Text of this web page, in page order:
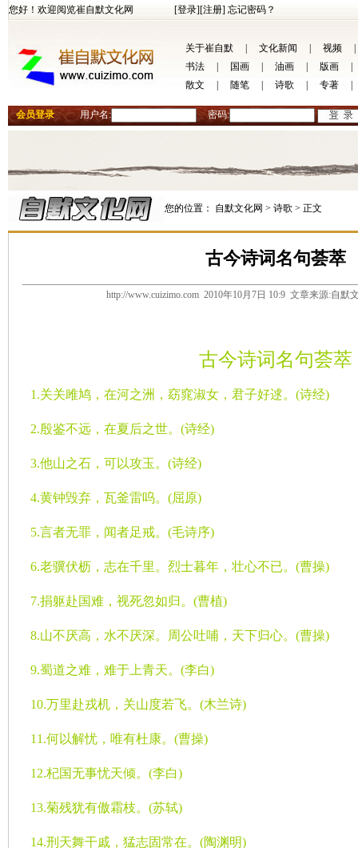
您好！欢迎阅览崔自默文化网 [登录][注册] 忘记密码？
关于崔自默 文化新闻 视频
书法
国画 油画 版画
散文
随笔 诗歌 专著
会员登录 用户名: 密码:
您的位置： 自默文化网 > 诗歌 > 正文
古今诗词名句荟萃
http://www.cuizimo.com 2010年10月7日 10:9 文章来源:自默
古今诗词名句荟萃
1.关关雎鸠，在河之洲，窈窕淑女，君子好逑。 (诗经)
2.殷鉴不远，在夏后之世。 (诗经)
3.他山之石，可以攻玉。 (诗经)
4.黄钟毁弃，瓦釜雷呜。 (屈原)
5.言者无罪，闻者足戒。 (毛诗序)
6.老骥伏枥，志在千里。烈士暮年，壮心不已。 (曹操)
7.捐躯赴国难，视死忽如归。 (曹植)
8.山不厌高，水不厌深。周公吐哺，天下归心。 (曹操)
9.蜀道之难，难于上青天。 (李白)
10.万里赴戎机，关山度若飞。 (木兰诗)
11.何以解忧，唯有杜康。 (曹操)
12.杞国无事忧天倾。 (李白)
13.菊残犹有傲霜枝。 (苏轼)
14.刑天舞干戚，猛志固常在。 (陶渊明)